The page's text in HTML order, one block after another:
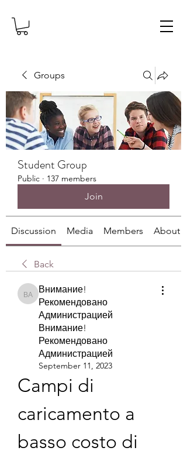
Groups
Student Group
Public · 137 members
Join
Discussion Media Members About
Back
Внимание! Рекомендовано Администрацией
Внимание!
Рекомендовано
Администрацией
Внимание!
Рекомендовано
Администрацией
September 11, 2023
Campi di
caricamento a
basso costo di